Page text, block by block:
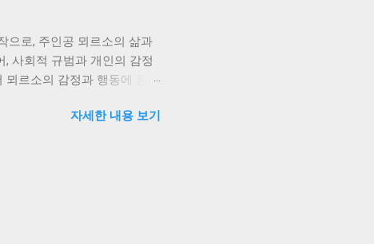
감하며, 자신의 삶에서 과
의 심각성을 더욱 부각시키
니다. 저는 어머니의 희생적
서 개인은 어떻게 자신의 정
으로, 주인공 뫼르소의 삶과
사회적 규범과 개인의 감정
뫼르소의 감정과 행동에 동화
그의 무덤덤한 태도는 주변
대한 하나의 답변이자, 동시
만남과 해변에서의 살인 등
해변에서의 살인은 뜨거운
자세한 내용 보기